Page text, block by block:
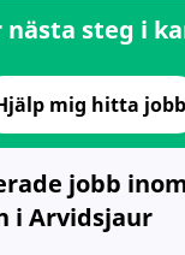
nästa steg i
mig hitta jobb
jobb
i Arvidsjaur